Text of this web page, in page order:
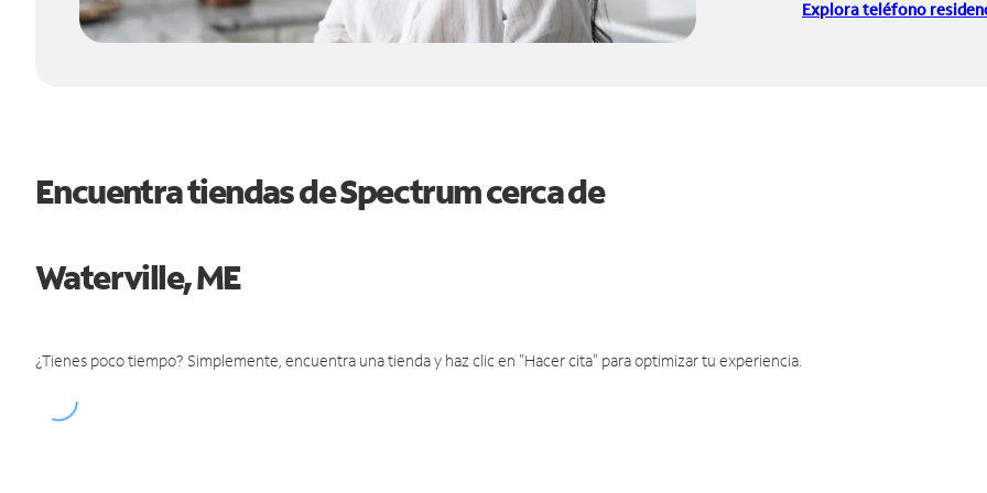
Explora teléfono
Encuentra tiendas de Spectrum cerca de
Waterville, ME
¿Tienes poco tiempo? Simplemente, encuentra una tienda y haz clic en "Hacer cita" para optimizar tu experiencia.